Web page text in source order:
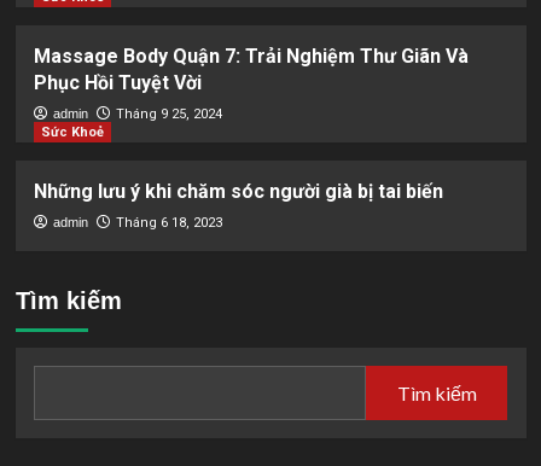
Massage Body Quận 7: Trải Nghiệm Thư Giãn Và
Phục Hồi Tuyệt Vời
admin
Tháng 9 25, 2024
Sức Khoẻ
Những lưu ý khi chăm sóc người già bị tai biến
admin Tháng 6 18, 2023
Tìm kiếm
Tìm kiếm